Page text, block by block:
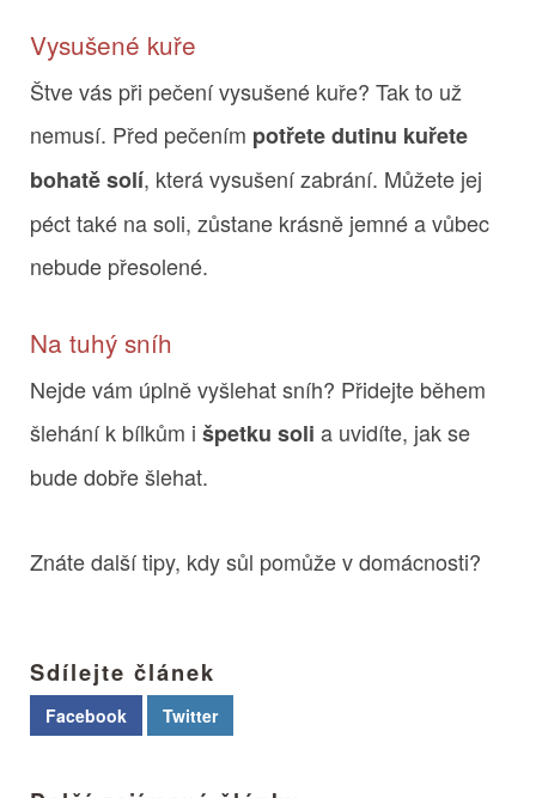
Vysušené kuře
Štve vás při pečení vysušené kuře? Tak to už
nemusí. Před pečením potřete dutinu kuřete
bohatě solí, která vysušení zabrání. Můžete jej
péct také na soli, zůstane krásně jemné a vůbec
nebude přesolené.
Na tuhý sníh
Nejde vám úplně vyšlehat sníh? Přidejte během
šlehání k bílkům i špetku soli a uvidíte, jak se
bude dobře šlehat.
Znáte další tipy, kdy sůl pomůže v domácnosti?
Sdílejte článek
Facebook Twitter